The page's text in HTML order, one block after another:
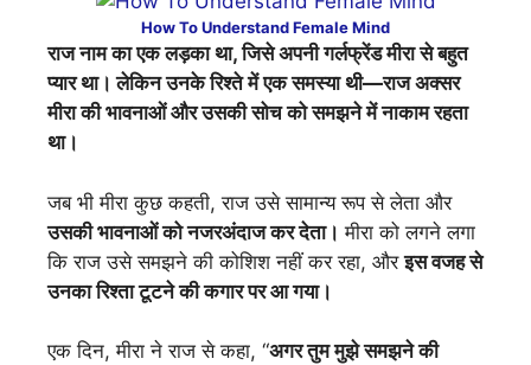
How To Understand Female Mind
राज नाम का एक लड़का था, जिसे अपनी गर्लफ्रेंड मीरा से बहुत
प्यार था। लेकिन उनके रिश्ते में एक समस्या थी—राज अक्सर
मीरा की भावनाओं और उसकी सोच को समझने में नाकाम रहता
था।
जब भी मीरा कुछ कहती, राज उसे सामान्य रूप से लेता और
उसकी भावनाओं को नजरअंदाज कर देता। मीरा को लगने लगा
कि राज उसे समझने की कोशिश नहीं कर रहा, औरइस वजह से
उनका रिश्ता टूटने की कगार पर आ गया।
एक दिन, मीरा ने राज से कहा, “अगर तुम मुझे समझने की